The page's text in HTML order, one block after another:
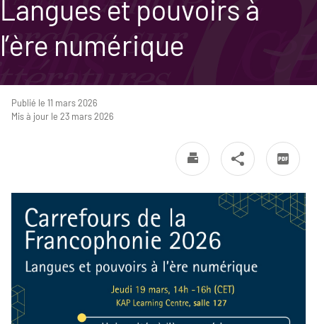
Langues et pouvoirs à
l’ère numérique
Publié le 11 mars 2026
Mis à jour le 23 mars 2026